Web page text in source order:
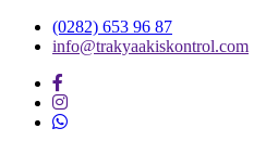
(0282) 653 96 87
info@trakyaakiskontrol.com